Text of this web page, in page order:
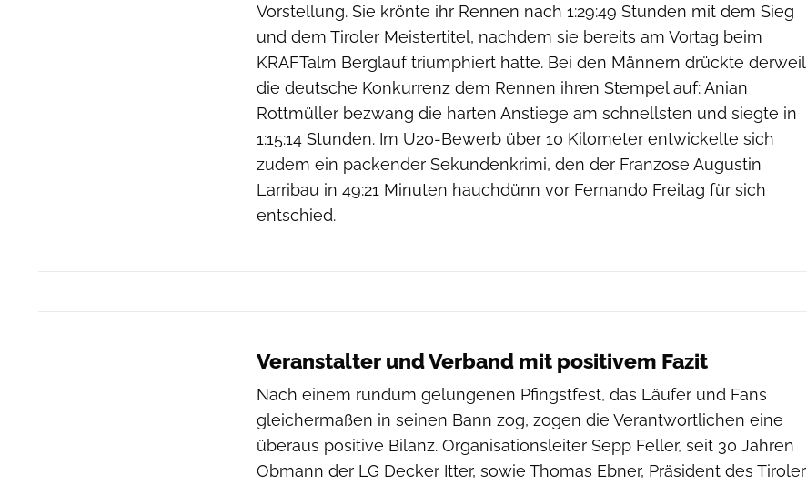
Vorstellung. Sie krönte ihr Rennen nach 1:29:49 Stunden mit dem Sieg
und dem Tiroler Meistertitel, nachdem sie bereits am Vortag beim
KRAFTalm Berglauf triumphiert hatte. Bei den Männern drückte derweil
die deutsche Konkurrenz dem Rennen ihren Stempel auf: Anian
Rottmüller bezwang die harten Anstiege am schnellsten und siegte in
1:15:14 Stunden. Im U20-Bewerb über 10 Kilometer entwickelte sich
zudem ein packender Sekundenkrimi, den der Franzose Augustin
Larribau in 49:21 Minuten hauchdünn vor Fernando Freitag für sich
entschied.
Veranstalter und Verband mit positivem Fazit
Nach einem rundum gelungenen Pfingstfest, das Läufer und Fans
gleichermaßen in seinen Bann zog, zogen die Verantwortlichen eine
überaus positive Bilanz. Organisationsleiter Sepp Feller, seit 30 Jahren
Obmann der LG Decker Itter, sowie Thomas Ebner, Präsident des Tiroler